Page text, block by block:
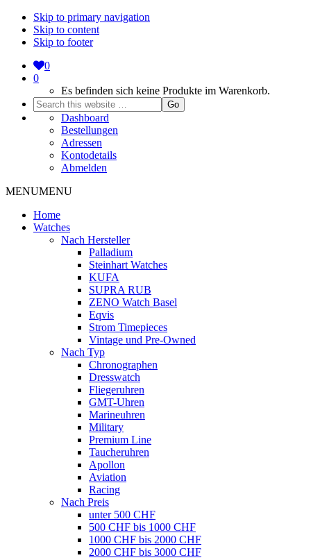
Skip to primary navigation
Skip to content
Skip to footer
0
0
Es befinden sich keine Produkte im Warenkorb.
Search
this
website
Dashboard
Bestellungen
Adressen
Kontodetails
Abmelden
MENUMENU
Home
Watches
Nach Hersteller
Palladium
Steinhart Watches
KUFA
SUPRA RUB
ZENO Watch Basel
Eqvis
Strom Timepieces
Vintage und Pre-Owned
Nach Typ
Chronographen
Dresswatch
Fliegeruhren
GMT-Uhren
Marineuhren
Military
Premium Line
Taucheruhren
Apollon
Aviation
Racing
Nach Preis
unter 500 CHF
500 CHF bis 1000 CHF
1000 CHF bis 2000 CHF
2000 CHF bis 3000 CHF